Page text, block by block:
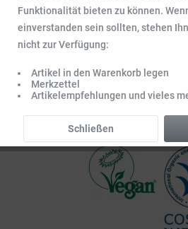
Funktionalität bieten zu können.
einverstanden sein sollten, stehen
nicht zur Verfügung:
Artikel in den Warenkorb legen
Merkzettel
Artikelempfehlungen und vieles
Schließen